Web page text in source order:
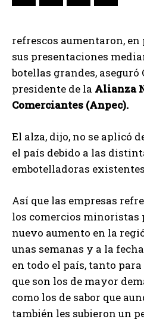
refrescos aumentaron, en
sus presentaciones
botellas grandes, aseguró
presidente de la Alianza
Comerciantes (Anpec).
El alza, dijo, no se aplicó
el país debido a las
embotelladoras
Así que las empresas
los comercios
nuevo aumento en la
unas semanas y a la
en todo el país, tanto para
que son los de mayor
como los de sabor que
también les subieron un